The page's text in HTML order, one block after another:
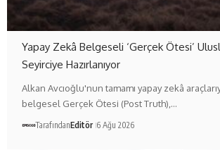
Yapay Zekâ Belgeseli ‘Gerçek Ötesi’
Seyirciye Hazırlanıyor
Alkan Avcıoğlu'nun tamamı yapay zekâ
belgesel Gerçek Ötesi (Post Truth),…
TarafındanEditör 6 Ağu 2026